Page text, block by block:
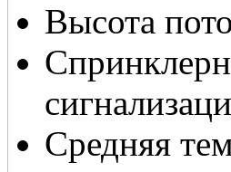
Высота
Средняя